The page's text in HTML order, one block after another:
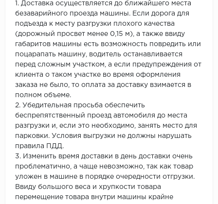
1. Доставка осуществляется до ближайшего места
безаварийного проезда машины. Если дорога для
подъезда к месту разгрузки плохого качества
(дорожный просвет менее 0,15 м), а также ввиду
габаритов машины есть возможность повредить или
поцарапать машину, водитель останавливается
перед сложным участком, а если предупреждения от
клиента о таком участке во время оформления
заказа не было, то оплата за доставку взимается в
полном объеме.
2. Убедительная просьба обеспечить
беспрепятственный проезд автомобиля до места
разгрузки и, если это необходимо, занять место для
парковки. Условия выгрузки не должны нарушать
правила ПДД.
3. Изменить время доставки в день доставки очень
проблематично, а чаще невозможно, так как товар
уложен в машине в порядке очередности отгрузки.
Ввиду большого веса и хрупкости товара
перемещение товара внутри машины крайне